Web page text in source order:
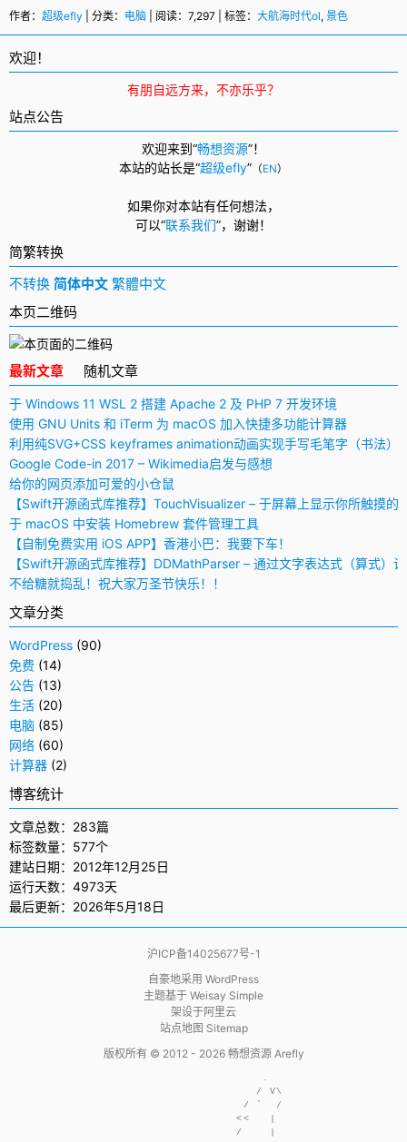
作者： 超级efly | 分类： 电脑 | 阅读：7,297 | 标签： 大航海时代ol, 景色
欢迎！
有朋自远方来，不亦乐乎？
站点公告
欢迎来到“畅想资源”！
本站的站长是“超级efly” （EN）
如果你对本站有任何想法，
可以“联系我们”， 谢谢！
简繁转换
不转换 简体中文 繁體中文
本页二维码
最新文章 随机文章
于 Windows 11 WSL 2 搭建 Apache 2 及 PHP 7 开发环境
使用 GNU Units 和 iTerm 为 macOS 加入快捷多功能计算器
利用纯SVG+CSS keyframes animation动画实现手写毛笔字（书法）
Google Code-in 2017 – Wikimedia启发与感想
给你的网页添加可爱的小仓鼠
【Swift开源函式库推荐】TouchVisualizer – 于屏幕上显示你所触摸的
于 macOS 中安装 Homebrew 套件管理工具
【自制免费实用 iOS APP】香港小巴：我要下车！
【Swift开源函式库推荐】DDMathParser – 通过文字表达式（算式）
不给糖就捣乱！祝大家万圣节快乐！！
文章分类
WordPress (90)
免费 (14)
公告 (13)
生活 (20)
电脑 (85)
网络 (60)
计算器 (2)
博客统计
文章总数：283篇
标签数量：577个
建站日期：2012年12月25日
运行天数：4973天
最后更新：2026年5月18日
沪ICP备14025677号-1
自豪地采用 WordPress
主题基于 Weisay Simple
架设于阿里云
站点地图 Sitemap
版权所有 © 2012 - 2026 畅想资源 Arefly
                     .
                    / V\
                  / `  /
                 <<   |
                 /    |